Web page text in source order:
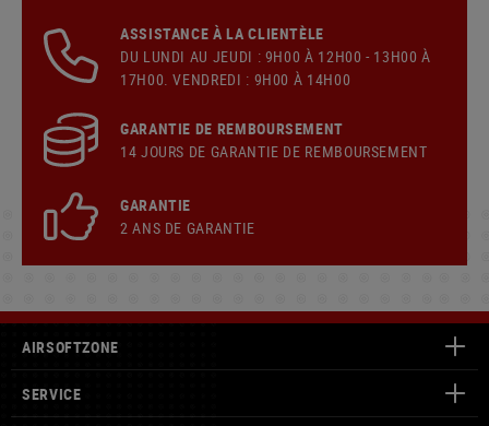
ASSISTANCE À LA CLIENTÈLE
DU LUNDI AU JEUDI : 9H00 À 12H00 - 13H00 À
17H00. VENDREDI : 9H00 À 14H00
GARANTIE DE REMBOURSEMENT
14 JOURS DE GARANTIE DE REMBOURSEMENT
GARANTIE
2 ANS DE GARANTIE
AIRSOFTZONE
SERVICE